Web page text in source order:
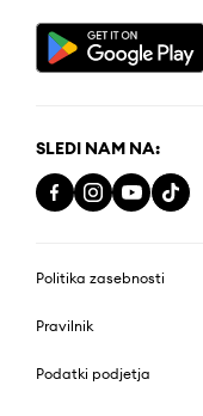
SLEDI NAM NA:
Politika zasebnosti
Pravilnik
Podatki podjetja